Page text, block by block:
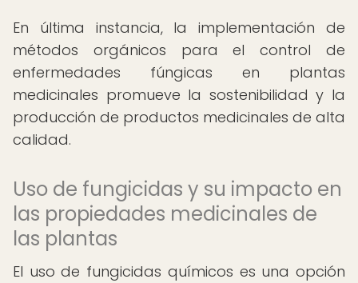
En última instancia, la implementación de
métodos orgánicos para el control de
enfermedades fúngicas en plantas
medicinales promueve la sostenibilidad y la
producción de productos medicinales de alta
calidad.
Uso de fungicidas y su impacto en
las propiedades medicinales de
las plantas
El uso de fungicidas químicos es una opción